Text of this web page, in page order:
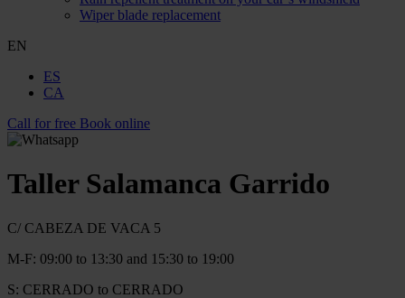
Wiper blade replacement
EN
ES
CA
Call for free Book online
Taller Salamanca Garrido
C/ CABEZA DE VACA 5
M-F: 09:00 to 13:30 and 15:30 to 19:00
S: CERRADO to CERRADO